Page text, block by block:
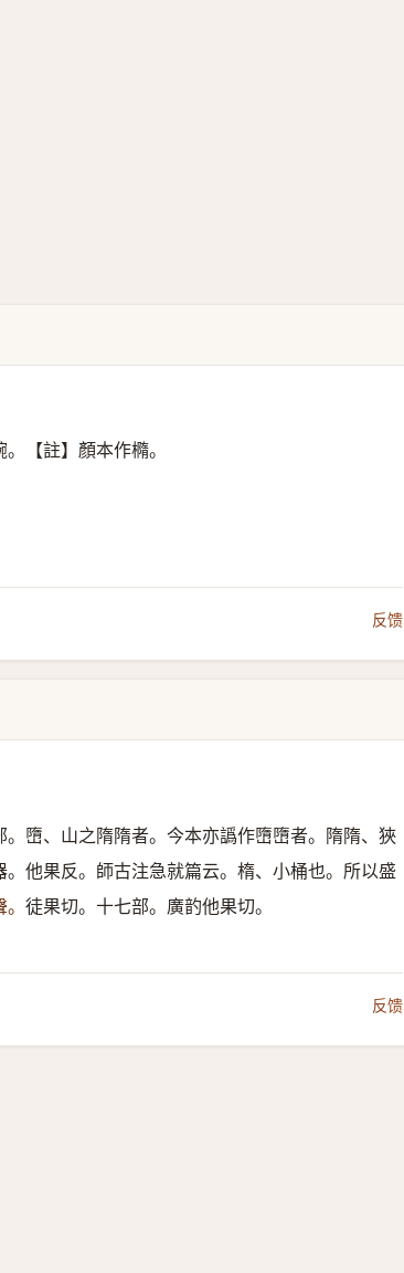
【註】顏本作橢。
反馈
。嶞、山之隋隋者。今本亦譌作嶞嶞者。隋隋、狹
他果反。師古注急就篇云。楕、小桶也。所以盛
徒果切。十七部。廣䪨他果切。
反馈